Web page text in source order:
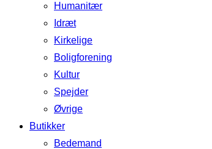
Humanitær
Idræt
Kirkelige
Boligforening
Kultur
Spejder
Øvrige
Butikker
Bedemand